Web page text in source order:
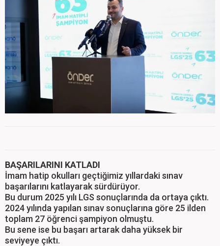
BAŞARILARINI KATLADI
İmam hatip okulları geçtiğimiz yıllardaki sınav
başarılarını katlayarak sürdürüyor.
Bu durum 2025 yılı LGS sonuçlarında da ortaya çıktı.
2024 yılında yapılan sınav sonuçlarına göre 25 ilden
toplam 27 öğrenci şampiyon olmuştu.
Bu sene ise bu başarı artarak daha yüksek bir
seviyeye çıktı.